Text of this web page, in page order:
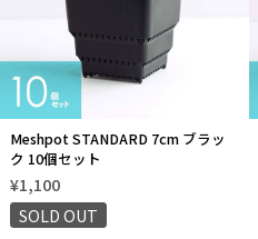
Meshpot STANDARD 7cm ブラッ
ク 10個セット
¥1,100
SOLD OUT